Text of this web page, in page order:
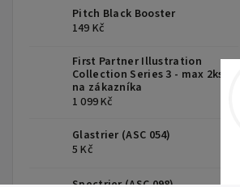
Pitch Black Booster
149 Kč
First Partner Illustration
Collection Series 3 - max 2ks
na zákazníka
1 099 Kč
Glastrier (ASC 054)
5 Kč